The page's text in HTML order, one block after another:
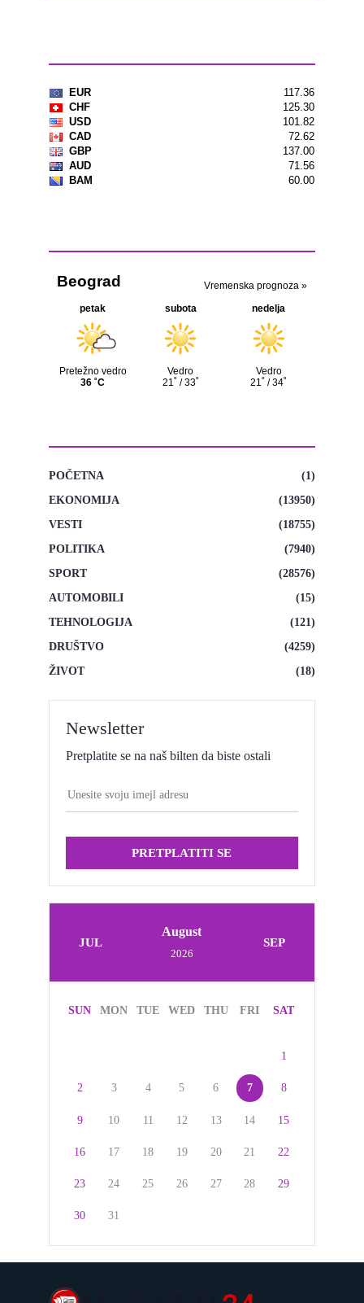
POČETNA
(1)
EKONOMIJA
(13950)
VESTI
(18755)
POLITIKA
(7940)
SPORT
(28576)
AUTOMOBILI
(15)
TEHNOLOGIJA
(121)
DRUŠTVO
(4259)
ŽIVOT
(18)
Newsletter
Pretplatite se na naš bilten da biste ostali
PRETPLATITI SE
JUL
August
2026
SEP
SUN MON TUE WED THU FRI SAT
1
2 3 4 5 6 7 8
9 10 11 12 13 14 15
16 17 18 19 20 21 22
23 24 25 26 27 28 29
30 31